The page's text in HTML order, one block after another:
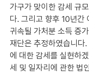
가구가 맞이한 감세 규
다. 그리고 향후 10년간
귀속될 가처분 소득 증
재단은 추정하였습니다
에 대한 감세를 실현하
세 및 일자리에 관한 법